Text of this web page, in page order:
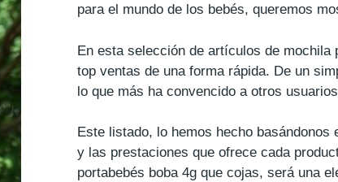
para el mundo de los bebés, queremos
En esta selección de artículos de mochila
top ventas de una forma rápida. De un
lo que más ha convencido a otros
Este listado, lo hemos hecho
y las prestaciones que ofrece cada
portabebés boba 4g que cojas, será una